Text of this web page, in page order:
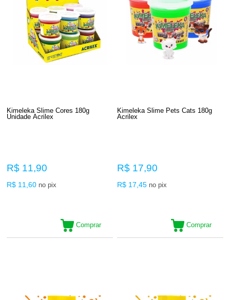
Kimeleka Slime Cores 180g
Unidade Acrilex
R$ 11,90
R$ 11,60 no pix
Comprar
Kimeleka Slime Pets Cats 180g
Acrilex
R$ 17,90
R$ 17,45 no pix
Comprar